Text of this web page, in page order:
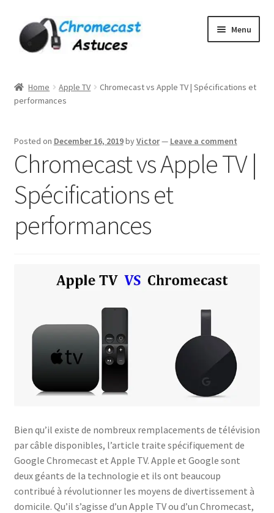
Skip
to
navigation
Skip
to
content
Menu
À PROPOS DE NOUS
Checkout
Contact
Gang Sheet Builder Test
Politique de confidentialité
Politique des cookies
Home Apple TV
Chromecast vs Apple TV | Spécifications et
performances
Posted on December 16, 2019byVictor— Leave a comment
Chromecast vs Apple TV |
Spécifications et
performances
Bien qu’il existe de nombreux remplacements de télévision
par câble disponibles, l’article traite spécifiquement de
Google Chromecast et Apple TV. Apple et Google sont
deux géants de la technologie et ils ont beaucoup
contribué à révolutionner les moyens de divertissement à
domicile. Qu’il s’agisse d’un Apple TV ou d’un Chromecast,